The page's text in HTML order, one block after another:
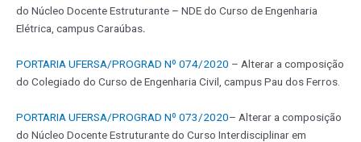
do Núcleo Docente Estruturante – NDE do Curso de Engenharia
Elétrica, campus Caraúbas.
PORTARIA UFERSA/PROGRAD Nº 074/2020 – Alterar a composição
do Colegiado do Curso de Engenharia Civil, campus Pau dos Ferros.
PORTARIA UFERSA/PROGRAD Nº 073/2020– Alterar a composição
do Núcleo Docente Estruturante do Curso Interdisciplinar em